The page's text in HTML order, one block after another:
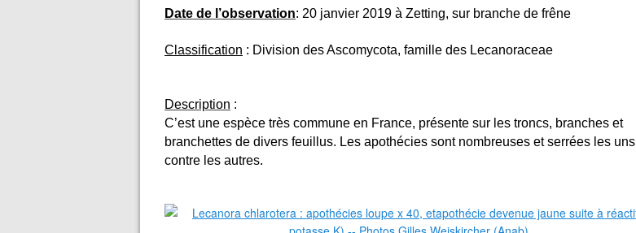
Date de l’observation: 20 janvier 2019 à Zetting, sur branche de frêne
Classification : Division des Ascomycota, famille des Lecanoraceae
Description :
C’est une espèce très commune en France, présente sur les troncs, branches et
branchettes de divers feuillus. Les apothécies sont nombreuses et serrées les uns
contre les autres.